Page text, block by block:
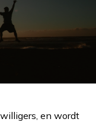
en wordt